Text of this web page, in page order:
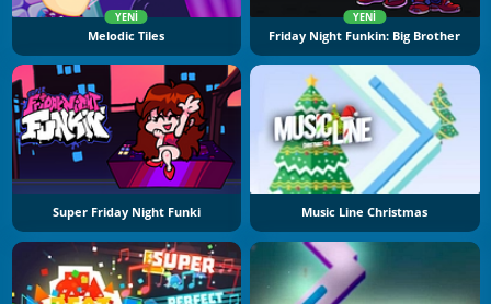
YENI
Melodic Tiles
YENI
Friday Night Funkin: Big Brother
Super Friday Night Funki Music Line Christmas